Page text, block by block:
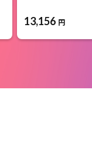
13,156 円